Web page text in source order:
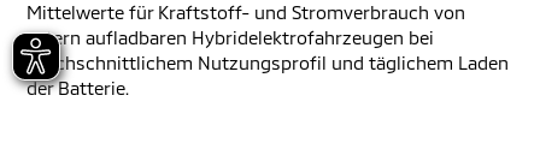
Mittelwerte für Kraftstoff- und Stromverbrauch von
extern aufladbaren Hybridelektrofahrzeugen bei
durchschnittlichem Nutzungsprofil und täglichem Laden
der Batterie.